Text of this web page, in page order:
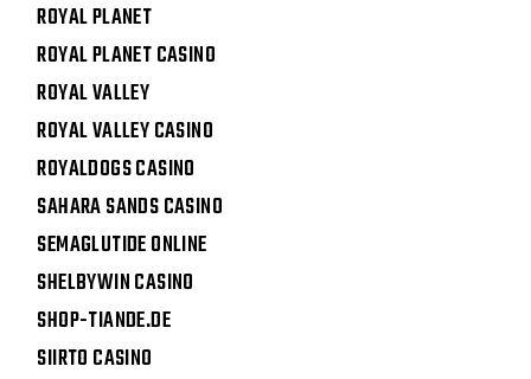
ROYAL PLANET
ROYAL PLANET CASINO
ROYAL VALLEY
ROYAL VALLEY CASINO
ROYALDOGS CASINO
SAHARA SANDS CASINO
SEMAGLUTIDE ONLINE
SHELBYWIN CASINO
SHOP-TIANDE.DE
SIIRTO CASINO